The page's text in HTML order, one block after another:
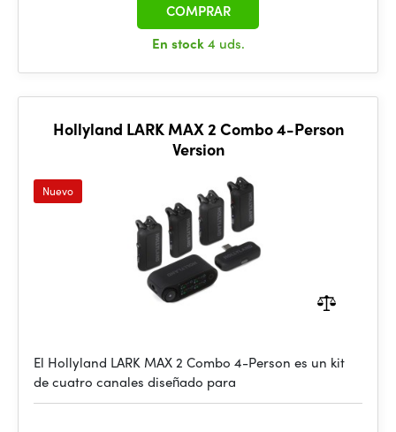
En stock4 uds.
COMPRAR
Hollyland LARK MAX 2 Combo 4-Person
Version
Nuevo
El Hollyland LARK MAX 2 Combo 4-Person es un kit
de cuatro canales diseñado para